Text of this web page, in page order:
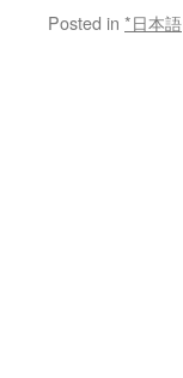
Posted in *日本語